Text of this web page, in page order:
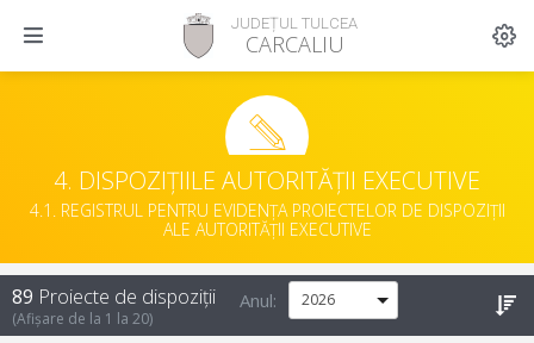
JUDEȚUL TULCEA
CARCALIU
4. DISPOZIȚIILE AUTORITĂȚII EXECUTIVE
4.1. REGISTRUL PENTRU EVIDENȚA PROIECTELOR DE DISPOZIȚII
ALE AUTORITĂȚII EXECUTIVE
89 Proiecte de dispoziții
(Afișare de la 1 la 20)
Anul: